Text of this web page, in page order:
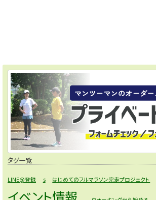
タグ一覧
LINE@登録 s はじめてのフルマラソン完走プロジェクト